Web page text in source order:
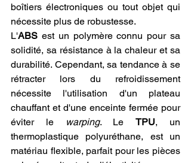
boîtiers électroniques ou tout objet qui
nécessite plus de robustesse.
L'ABS est un polymère connu pour sa
solidité, sa résistance à la chaleur et sa
durabilité. Cependant, sa tendance à se
rétracter lors du refroidissement
nécessite l'utilisation d'un plateau
chauffant et d'une enceinte fermée pour
éviter le
warping. Le TPU, un
thermoplastique polyuréthane, est un
matériau flexible, parfait pour les pièces